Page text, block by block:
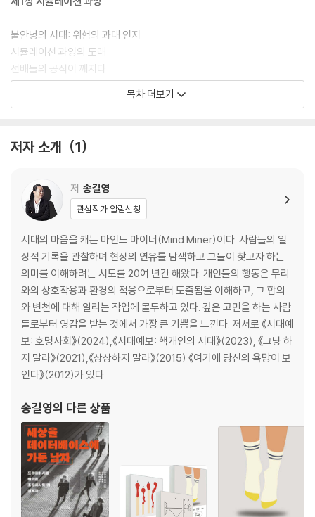
리 사회에 벌어지고 있다.
그동안 ‘핵개인’과 ‘호명사회’라는 혁신적인 키워드로 개인에 초점을 맞춰
우리 사회의 변화를 소개해온 송길영 작가가 세 번째 《시대예보》로 돌아왔
불안녕의 시대: 위험의 과대 인지
시뮬레이션 과잉의 도래
선배들의 공식이 깨지다
내 머릿속의 엑셀
경쟁의 인플레이션, 열정의 가치 폭락
선발의 몰락
‘좋은 직장’의 ‘월급 루팡’
50대 퇴직자의 눈물
‘이 꿈은 내 꿈이 아니었다’
욕망의 질주, 의지의 번아웃
제3장 호오에서 자립을 찾다
“술이 좋아서 이걸 하고 있어요”
없어지지 않을 직업들
자립의 도구
‘원 테이블’ 레스토랑의 충실함
도반, 같은 책을 읽는 사람들
제4장 선택의 연대
연좌에서 연대로
목차 더보기
저자 소개 1
저 송길영
관심작가 알림신청
시대의 마음을 캐는 마인드 마이너(Mind Miner)이다. 사람들의 일
상적 기록을 관찰하며 현상의 연유를 탐색하고 그들이 찾고자 하는
의미를 이해하려는 시도를 20여 년간 해왔다. 개인들의 행동은 무리
와의 상호작용과 환경의 적응으로부터 도출됨을 이해하고, 그 합의
와 변천에 대해 알리는 작업에 몰두하고 있다. 깊은 고민을 하는 사람
들로부터 영감을 받는 것에서 가장 큰 기쁨을 느낀다. 저서로 《시대예
보: 호명사회》(2024),《시대예보: 핵개인의 시대》(2023), 《그냥 하
지 말라》(2021),《상상하지 말라》(2015) 《여기에 당신의 욕망이 보
인다》(2012)가 있다.
송길영의 다른 상품